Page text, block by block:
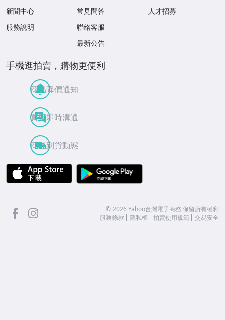
新聞中心
服務說明
常見問答
聯絡客服
最新公告
人才招募
手機逛拍賣，購物更便利
商品降價通知
買賣即時溝通
商品到貨動態
APP Store
facebook ©2026 Yahoo台灣電子商務 保留所有權利
服務條款
隱私權 拍賣使用規範 交易安全